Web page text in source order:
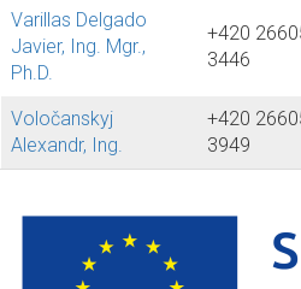
Varillas Delgado
Javier, Ing. Mgr.,
Ph.D.
+420
3446
Voločanskyj
Alexandr, Ing.
+420
3949